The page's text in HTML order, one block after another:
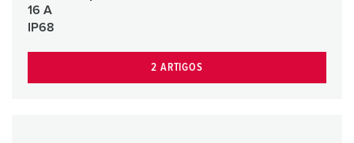
16 A
IP68
2 ARTIGOS